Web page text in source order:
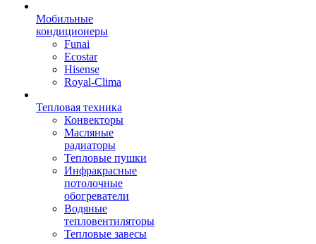
Мобильные
кондиционеры
Funai
Ecostar
Hisense
Royal-Clima
Тепловая техника
Конвекторы
Масляные
радиаторы
Тепловые пушки
Инфракрасные
потолочные
обогреватели
Водяные
тепловентиляторы
Тепловые завесы